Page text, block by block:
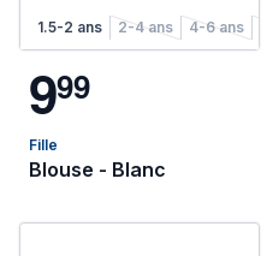
1.5-2 ans 2-4 ans 4-6 ans
999
Fille
Blouse - Blanc